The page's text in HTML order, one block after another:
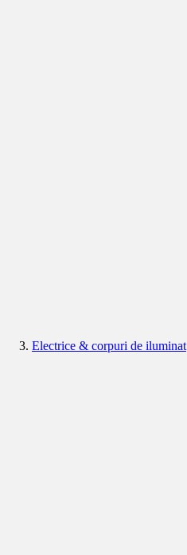
Electrice & corpuri de iluminat